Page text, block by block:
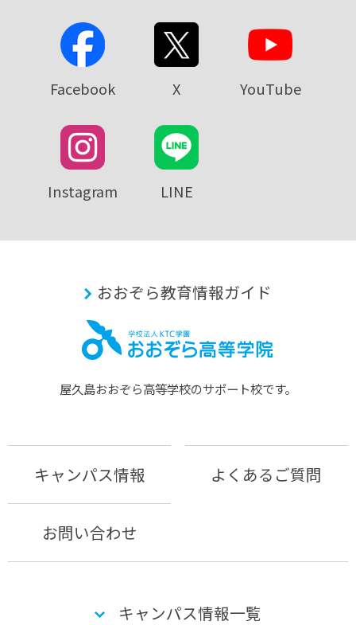
Facebook X YouTube
Instagram LINE
おおぞら教育情報ガイド
屋久島おおぞら⾼等学校のサポート校です。
キャンパス情報 よくあるご質問
お問い合わせ
キャンパス情報一覧